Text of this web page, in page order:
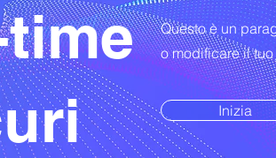
Questo è un
o modificare il
Inizia